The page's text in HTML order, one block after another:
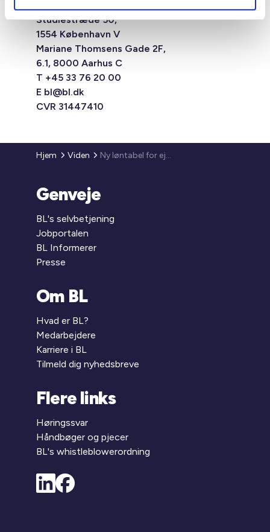
Studiestræde 50,
1554 København V
Mariane Thomsens Gade 2F,
6.1, 8000 Aarhus C
T +45 33 76 20 00
E bl@bl.dk
CVR 31447410
Hjem Viden Ny løntabel for ejendomsfunktionærerne
Genveje
BL's selvbetjening
Jobportalen
BL Informerer
Presse
Om BL
Hvad er BL?
Medarbejdere
Karriere i BL
Tilmeld dig nyhedsbreve
Flere links
Høringssvar
Håndbøger og pjecer
BL's whistleblowerordning